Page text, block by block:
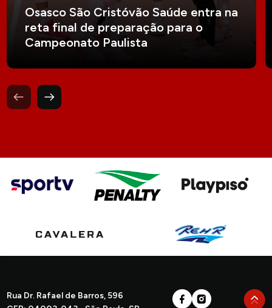
Osasco São Cristóvão Saúde entra na
reta final de preparação para o
Campeonato Paulista
Rua Dr. Rafael de Barros, 596